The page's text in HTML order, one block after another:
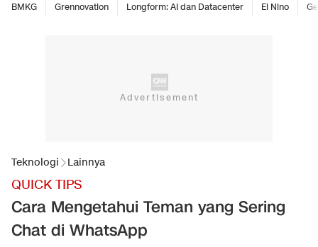
BMKG Grennovation Longform: AI dan Datacenter El Nino
Teknologi Lainnya
QUICK TIPS
Cara Mengetahui Teman yang Sering
Chat di WhatsApp